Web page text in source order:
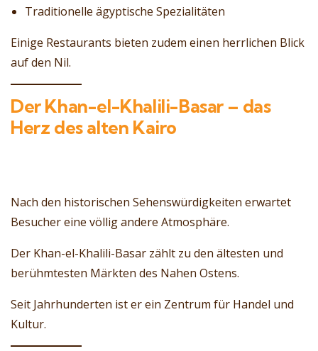
Traditionelle ägyptische Spezialitäten
Einige Restaurants bieten zudem einen herrlichen Blick
auf den Nil.
Der Khan-el-Khalili-Basar – das
Herz des alten Kairo
Nach den historischen Sehenswürdigkeiten erwartet
Besucher eine völlig andere Atmosphäre.
Der Khan-el-Khalili-Basar zählt zu den ältesten und
berühmtesten Märkten des Nahen Ostens.
Seit Jahrhunderten ist er ein Zentrum für Handel und
Kultur.